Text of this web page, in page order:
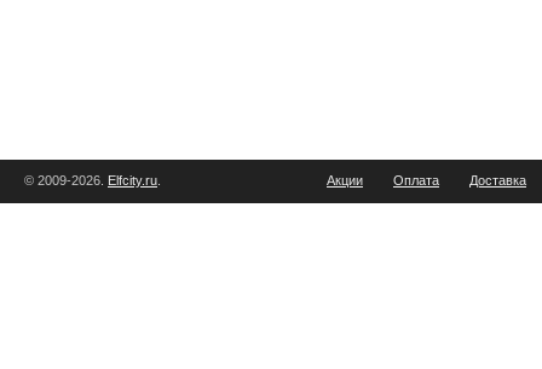
© 2009-2026. Elfcity.ru Акции Оплата Доставка